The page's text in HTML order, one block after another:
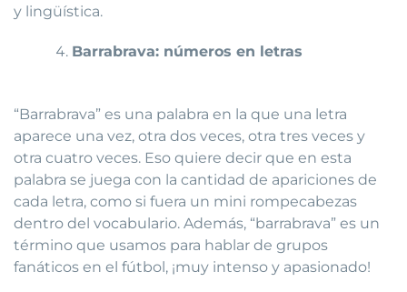
y lingüística.
Barrabrava: números en letras
“Barrabrava” es una palabra en la que una letra
aparece una vez, otra dos veces, otra tres veces y
otra cuatro veces. Eso quiere decir que en esta
palabra se juega con la cantidad de apariciones de
cada letra, como si fuera un mini rompecabezas
dentro del vocabulario. Además, “barrabrava” es un
término que usamos para hablar de grupos
fanáticos en el fútbol, ¡muy intenso y apasionado!